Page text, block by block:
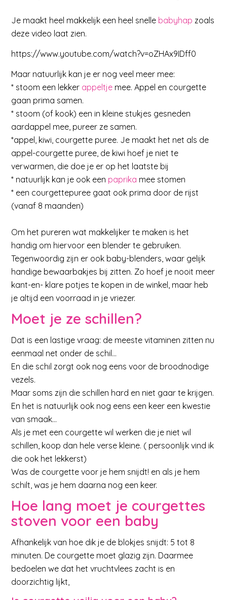
Je maakt heel makkelijk een heel snelle babyhap zoals
deze video laat zien.
https://www.youtube.com/watch?v=oZHAx9IDff0
Maar natuurlijk kan je er nog veel meer mee:
* stoom een lekker appeltje mee. Appel en courgette
gaan prima samen.
* stoom (of kook) een in kleine stukjes gesneden
aardappel mee, pureer ze samen.
*appel, kiwi, courgette puree. Je maakt het net als de
appel-courgette puree, de kiwi hoef je niet te
verwarmen, die doe je er op het laatste bij
* natuurlijk kan je ook een paprika mee stomen
* een courgettepuree gaat ook prima door de rijst
(vanaf 8 maanden)
Om het pureren wat makkelijker te maken is het
handig om hiervoor een blender te gebruiken.
Tegenwoordig zijn er ook baby-blenders, waar gelijk
handige bewaarbakjes bij zitten. Zo hoef je nooit meer
kant-en- klare potjes te kopen in de winkel, maar heb
je altijd een voorraad in je vriezer.
Moet je ze schillen?
Dat is een lastige vraag: de meeste vitaminen zitten nu
eenmaal net onder de schil…
En die schil zorgt ook nog eens voor de broodnodige
vezels.
Maar soms zijn die schillen hard en niet gaar te krijgen.
En het is natuurlijk ook nog eens een keer een kwestie
van smaak…
Als je met een courgette wil werken die je niet wil
schillen, koop dan hele verse kleine. ( persoonlijk vind ik
die ook het lekkerst)
Was de courgette voor je hem snijdt! en als je hem
schilt, was je hem daarna nog een keer.
Hoe lang moet je courgettes
stoven voor een baby
Afhankelijk van hoe dik je de blokjes snijdt: 5 tot 8
minuten. De courgette moet glazig zijn. Daarmee
bedoelen we dat het vruchtvlees zacht is en
doorzichtig lijkt,